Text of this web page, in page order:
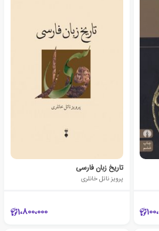
تاریخ زبان فارسی
پرویز ناتل خانلری
1،800،000